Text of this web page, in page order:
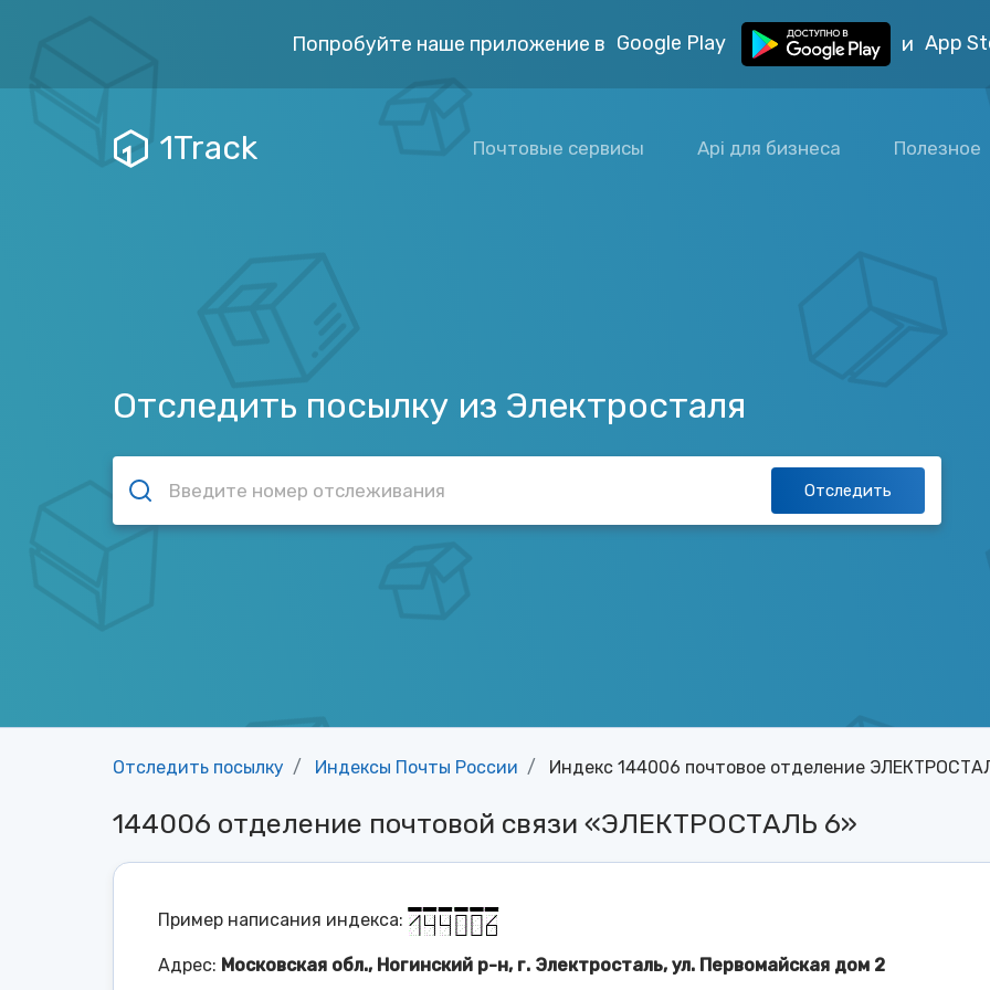
Попробуйте наше приложение в Google Play и App
1Track Почтовые сервисы Api для бизнеса Полезное
Отследить посылку из Электросталя
Отследить
Отследить посылку Индексы Почты России Индекс 144006 почтовое отделение
144006 отделение почтовой связи «ЭЛЕКТРОСТАЛЬ 6»
Пример написания индекса:
Адрес: Московская обл., Ногинский р-н, г. Электросталь, ул. Первомайская дом 2